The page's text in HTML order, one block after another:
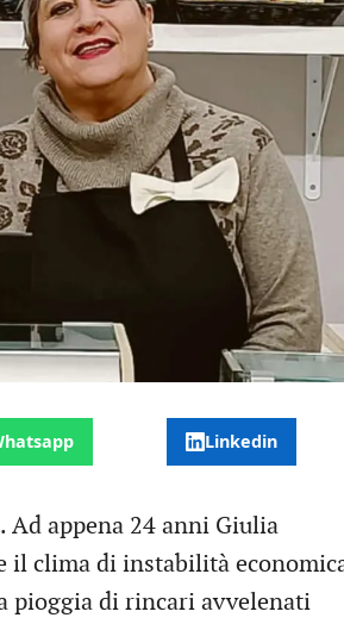
Linkedin
appena 24 anni Giulia
il clima di instabilità
pioggia di rincari avvelenati